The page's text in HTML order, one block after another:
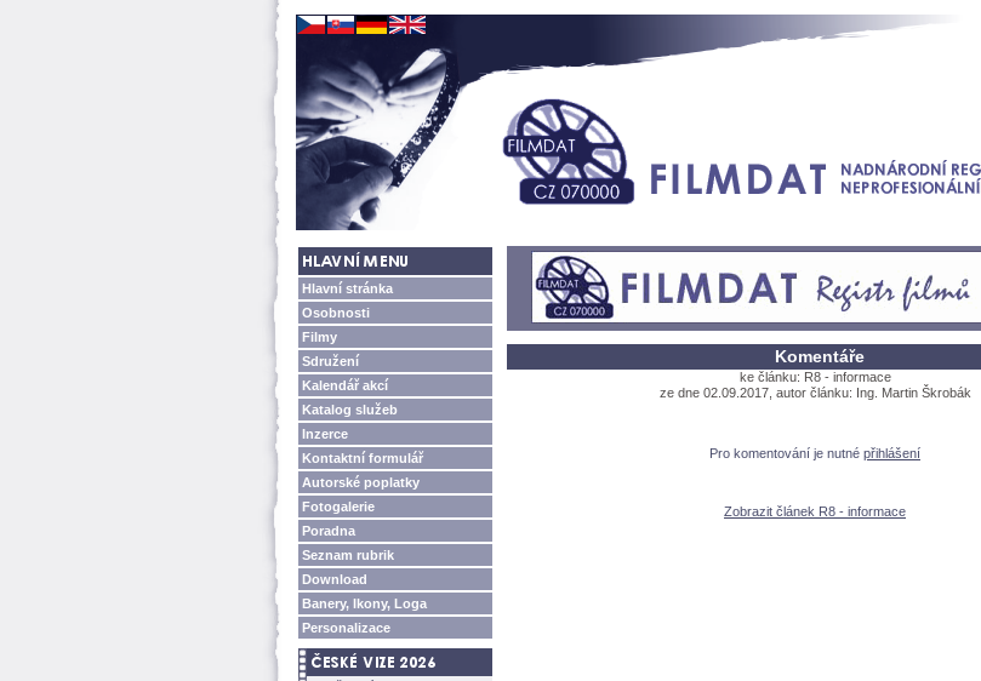
Hlavní stránka
Osobnosti
Filmy
Sdružení
Kalendář akcí
Katalog služeb
Inzerce
Kontaktní formulář
Autorské poplatky
Fotogalerie
Poradna
Seznam rubrik
Download
Banery, Ikony, Loga
Personalizace
Komentáře
ke článku: R8 - informace
ze dne 02.09.2017, autor článku: Ing. Martin Škrobák
Pro komentování je nutné přihlášení
Zobrazit článek R8 - informace